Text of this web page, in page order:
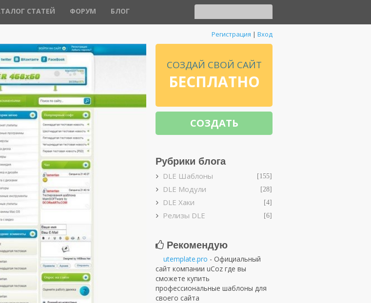
СТАТЕЙ ФОРУМ БЛОГ
Регистрация | Вход
СОЗДАЙ СВОЙ САЙТ
БЕСПЛАТНО
СОЗДАТЬ
Рубрики блога
DLE Шаблоны [155]
DLE Модули [28]
DLE Хаки [4]
Релизы DLE [6]
Рекомендую
utemplate.pro - Официальный
сайт компании uCoz где вы
сможете купить
профессиональные шаблоны для
своего сайта